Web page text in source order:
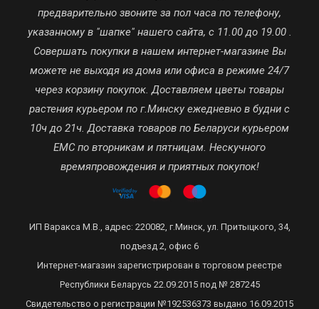
предварительно звоните за пол часа по телефону,
указанному в "шапке" нашего сайта, с 11.00 до 19.00 .
Совершать покупки в нашем интернет-магазине Вы
можете не выходя из дома или офиса в режиме 24/7
через корзину покупок. Доставляем цветы товары
растения курьером по г.Минску ежедневно в будни с
10ч до 21ч. Доставка товаров по Беларуси курьером
ЕМС по вторникам и пятницам. Нескучного
времяпровождения и приятных покупок!
ИП Варакса М.В., адрес: 220082, г.Минск, ул. Притыцкого, 34,
подъезд 2, офис 6
Интернет-магазин зарегистрирован в торговом реестре
Республики Беларусь 22.09.2015 под № 287245
Свидетельство о регистрации №192536373 выдано 16.09.2015